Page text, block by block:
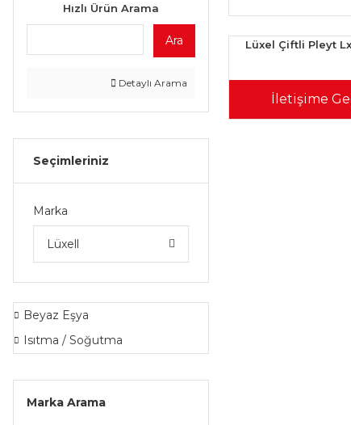
Hızlı Ürün Arama
Ara
Detaylı Arama
Seçimleriniz
Marka
Lüxell
Beyaz Eşya
Isıtma / Soğutma
Marka Arama
Lüxel Çiftli Pleyt
İletişime